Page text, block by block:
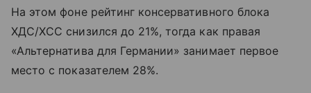
На этом фоне рейтинг консервативного блока
ХДС/ХСС снизился до 21%, тогда как правая
«Альтернатива для Германии» занимает первое
место с показателем 28%.